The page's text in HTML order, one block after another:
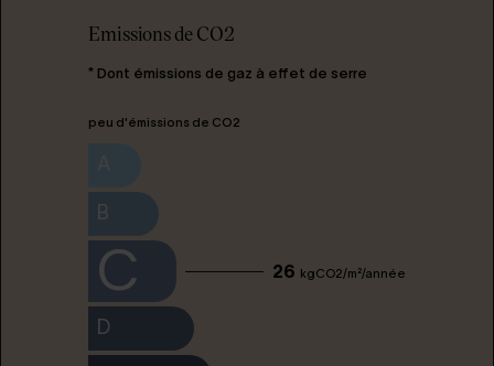
Emissions de CO2
* Dont émissions de gaz à effet de serre
peu d'émissions de CO2
B
C 26 kgCO2/m²/année
D